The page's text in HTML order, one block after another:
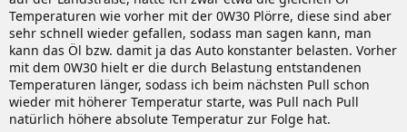
Temperaturen wie vorher mit der 0W30 Plörre, diese sind aber
sehr schnell wieder gefallen, sodass man sagen kann, man
kann das Öl bzw. damit ja das Auto konstanter belasten. Vorher
mit dem 0W30 hielt er die durch Belastung entstandenen
Temperaturen länger, sodass ich beim nächsten Pull schon
wieder mit höherer Temperatur starte, was Pull nach Pull
natürlich höhere absolute Temperatur zur Folge hat.